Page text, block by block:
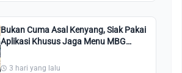
Bukan Cuma Asal Kenyang, Siak Pakai
Aplikasi Khusus Jaga Menu MBG
3 hari yang lalu